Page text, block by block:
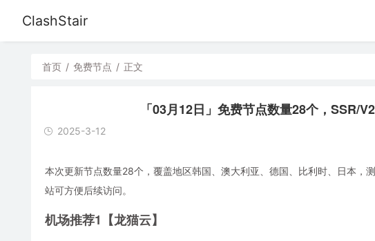
ClashStair
首页 / 免费节点 / 正文
「03月12日」免费节点数量28个，
2025-3-12
本次更新节点数量28个，覆盖地区韩国、澳大利亚、德国、比利时、日本
站可方便后续访问。
机场推荐1【龙猫云】